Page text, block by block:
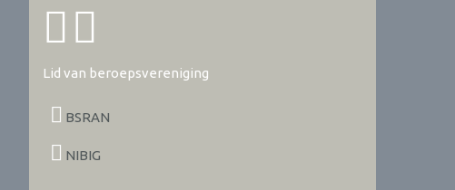
Lid van beroepsvereniging
BSRAN
NIBIG